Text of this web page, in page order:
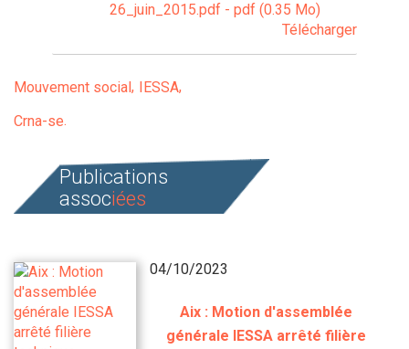
26_juin_2015.pdf - pdf (0.35 Mo)
Télécharger
Mouvement social IESSA
Crna-se
Publications
associées
04/10/2023
Aix : Motion d'assemblée
générale IESSA arrêté filière